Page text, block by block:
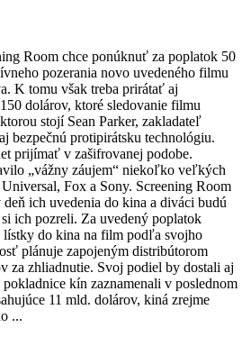
Room chce ponúknuť za poplatok 50
pozerania novo uvedeného filmu
K tomu však treba prirátať aj
dolárov, ktoré sledovanie filmu
stojí Sean Parker, zakladateľ
bezpečnú protipirátsku technológiu.
prijímať v zašifrovanej podobe.
„vážny záujem“ niekoľko veľkých
Fox a Sony. Screening Room
ich uvedenia do kina a diváci budú
ich pozreli. Za uvedený poplatok
lístky do kina na film podľa svojho
plánuje zapojeným distribútorom
za zhliadnutie. Svoj podiel by dostali aj
kín zaznamenali v poslednom
11 mld. dolárov, kiná zrejme
...